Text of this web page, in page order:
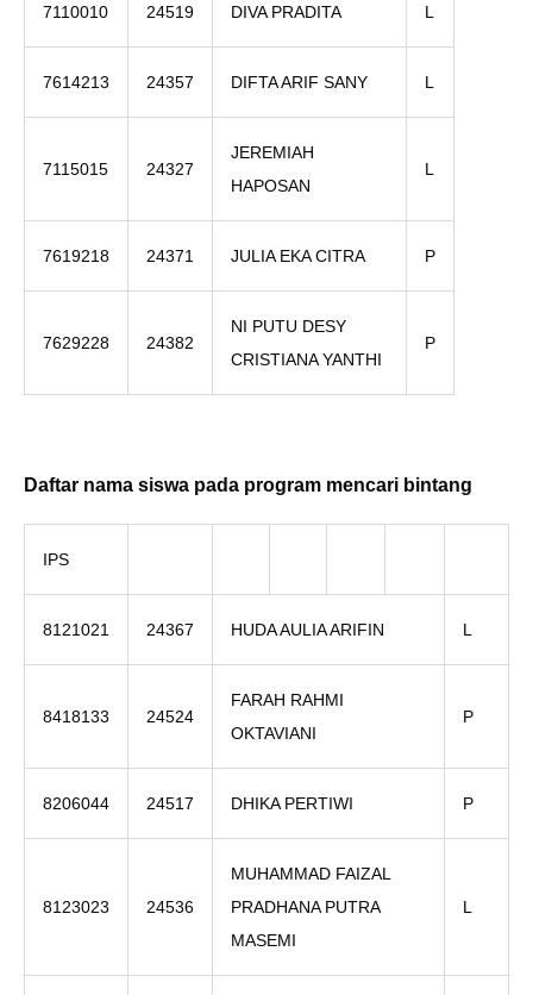
7110010 24519 DIVA PRADITA L
7614213 24357 DIFTA ARIF SANY L
7115015 24327
JEREMIAH
HAPOSAN
L
7619218 24371 JULIA EKA CITRA P
7629228 24382
NI PUTU DESY
CRISTIANA YANTHI
P
Daftar nama siswa pada program mencari bintang
IPS
8121021 24367 HUDA AULIA ARIFIN L
8418133 24524
FARAH RAHMI
OKTAVIANI
P
8206044 24517 DHIKA PERTIWI P
8123023 24536
MUHAMMAD FAIZAL
PRADHANA PUTRA
MASEMI
L